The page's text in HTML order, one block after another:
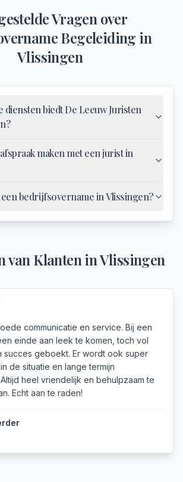
Vragen over
Begeleiding in
Vlissingen
diensten biedt De Leeuw Juristen
maken met een jurist in
bedrijfsovername in Vlissingen?
van Klanten inVlissingen
communicatie en service. Bij een
einde aan leek te komen, toch vol
succes geboekt. Er wordt ook super
de situatie en lange termijn
heel vriendelijk en behulpzaam te
Echt aan te raden!